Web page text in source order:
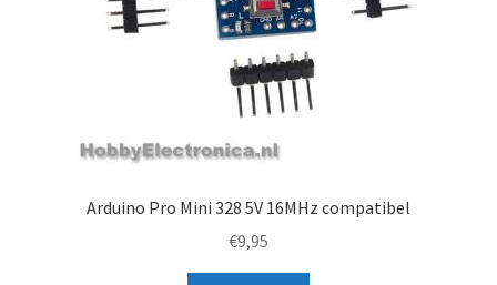
Arduino Pro Mini 328 5V 16MHz compatibel
€9,95